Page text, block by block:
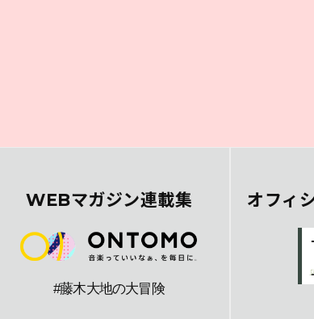
WEBマガジン連載集
#藤木大地の大冒険
オフィ